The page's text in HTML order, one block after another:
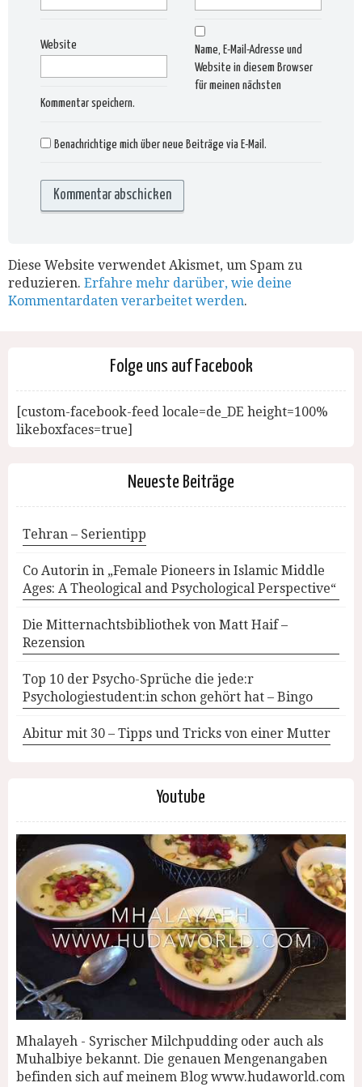
Website
Name, E-Mail-Adresse und
Website in diesem Browser
für meinen nächsten
Kommentar speichern.
Benachrichtige mich über neue Beiträge via E-Mail.
Diese Website verwendet Akismet, um Spam zu
reduzieren. Erfahre mehr darüber, wie deine
Kommentardaten verarbeitet werden.
Folge uns auf Facebook
[custom-facebook-feed locale=de_DE height=100%
likeboxfaces=true]
Neueste Beiträge
Tehran – Serientipp
Co Autorin in „Female Pioneers in Islamic Middle
Ages: A Theological and Psychological Perspective“
Die Mitternachtsbibliothek von Matt Haif –
Rezension
Top 10 der Psycho-Sprüche die jede:r
Psychologiestudent:in schon gehört hat – Bingo
Abitur mit 30 – Tipps und Tricks von einer Mutter
Youtube
Mhalayeh - Syrischer Milchpudding oder auch als
Muhalbiye bekannt. Die genauen Mengenangaben
befinden sich auf meinem Blog www.hudaworld.com